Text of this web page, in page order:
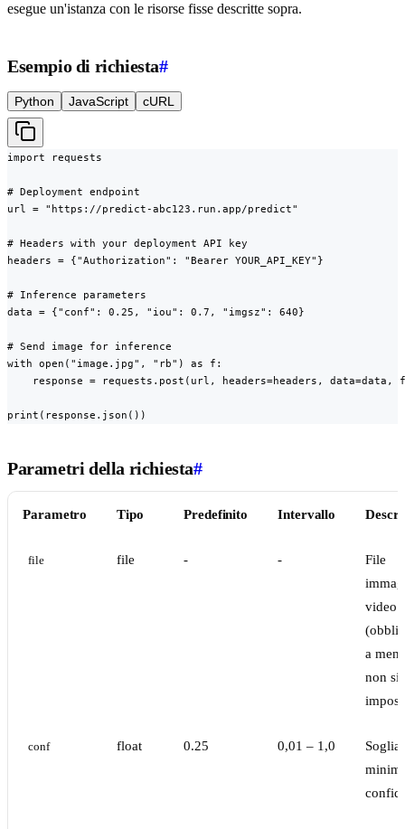
esegue un'istanza con le risorse fisse descritte sopra.
Esempio di richiesta#
Python JavaScript cURL
import requests
# Deployment endpoint
url = "https://predict-abc123.run.app/predict"
# Headers with your deployment API key
headers = {"Authorization": "Bearer YOUR_API_KEY"}
# Inference parameters
data = {"conf": 0.25, "iou": 0.7, "imgsz": 640}
# Send image for inference
with open("image.jpg", "rb") as f:
response = requests.post(url, headers=headers, data=data,
print(response.json())
Parametri della richiesta#
Parametro Tipo Predefinito Intervallo
file file - -
File
video
a
non sia
conf float 0.25 0,01 – 1,0
Soglia